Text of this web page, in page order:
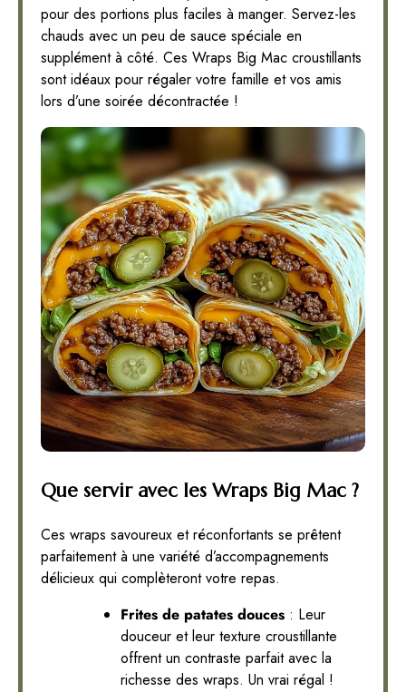
pour des portions plus faciles à manger. Servez-les
chauds avec un peu de sauce spéciale en
supplément à côté. Ces Wraps Big Mac croustillants
sont idéaux pour régaler votre famille et vos amis
lors d’une soirée décontractée !
Que servir avec les Wraps Big Mac ?
Ces wraps savoureux et réconfortants se prêtent
parfaitement à une variété d’accompagnements
délicieux qui complèteront votre repas.
Frites de patates douces : Leur
douceur et leur texture croustillante
offrent un contraste parfait avec la
richesse des wraps. Un vrai régal !